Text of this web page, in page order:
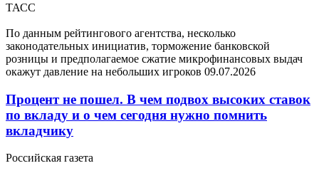
ТАСС
По данным рейтингового агентства, несколько
законодательных инициатив, торможение банковской
розницы и предполагаемое сжатие микрофинансовых выдач
окажут давление на небольших игроков 09.07.2026
Процент не пошел. В чем подвох высоких ставок
по вкладу и о чем сегодня нужно помнить
вкладчику
Российская газета